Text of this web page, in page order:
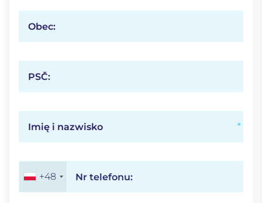
Obec:
PSČ:
Imię i nazwisko
Nr telefonu:
+48